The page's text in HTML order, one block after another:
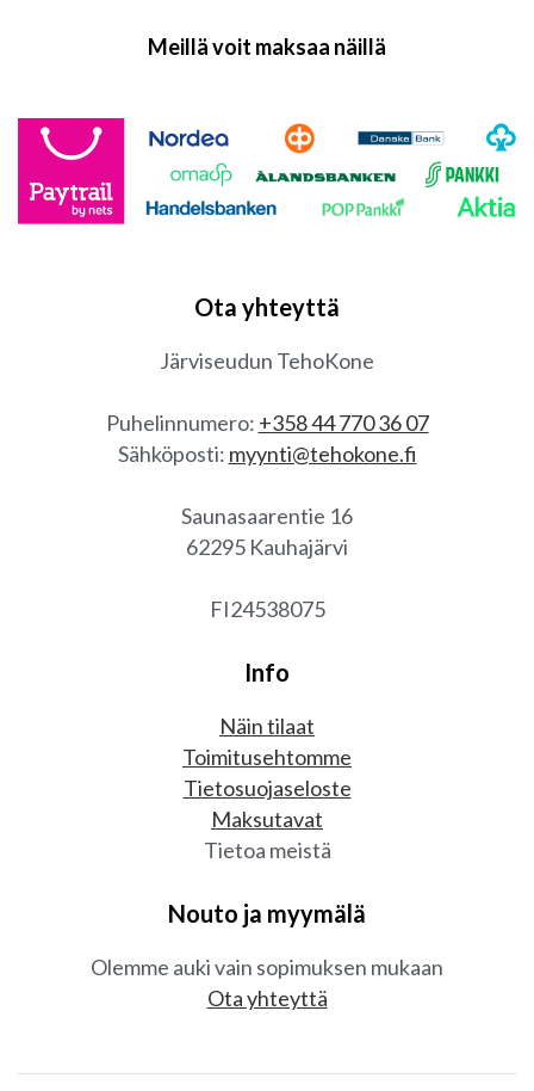
Meillä voit maksaa näillä
Ota yhteyttä
Järviseudun TehoKone
Puhelinnumero: +358 44 770 36 07
Sähköposti: myynti@tehokone.fi
Saunasaarentie 16
62295 Kauhajärvi
FI24538075
Info
Näin tilaat
Toimitusehtomme
Tietosuojaseloste
Maksutavat
Tietoa meistä
Nouto ja myymälä
Olemme auki vain sopimuksen mukaan
Ota yhteyttä